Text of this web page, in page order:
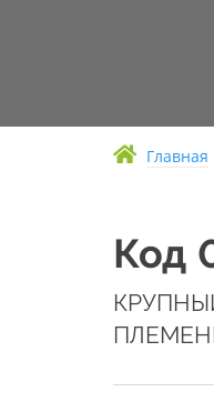
Главная
Код